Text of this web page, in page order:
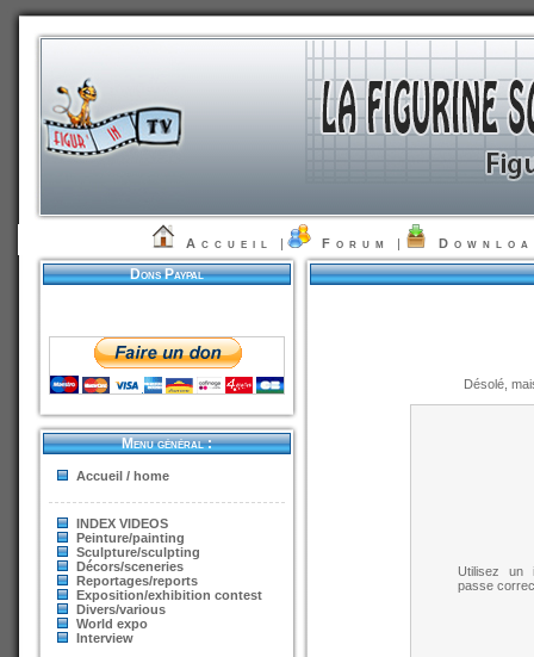
Accueil | Forum |
Dons Paypal
Menu général :
Accueil / home
INDEX VIDEOS
Peinture/painting
Sculpture/sculpting
Décors/sceneries
Reportages/reports
Exposition/exhibition contest
Divers/various
World expo
Interview
Désolé,
Utilisez un
passe